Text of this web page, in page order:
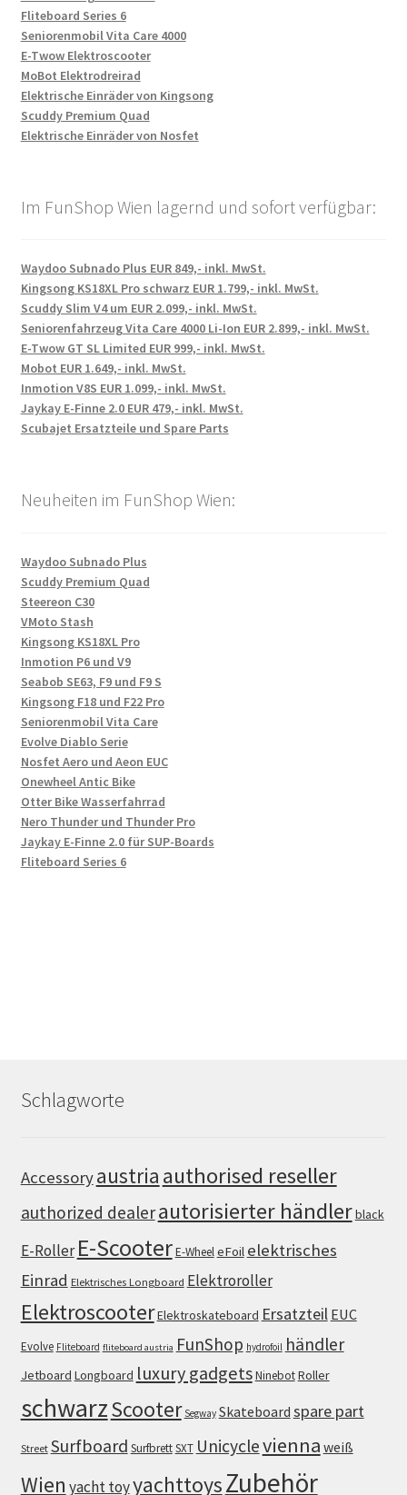
Fliteboard Series 6
Seniorenmobil Vita Care 4000
E-Twow Elektroscooter
MoBot Elektrodreirad
Elektrische Einräder von Kingsong
Scuddy Premium Quad
Elektrische Einräder von Nosfet
Im FunShop Wien lagernd und sofort verfügbar:
Waydoo Subnado Plus EUR 849,- inkl. MwSt.
Kingsong KS18XL Pro schwarz EUR 1.799,- inkl. MwSt.
Scuddy Slim V4 um EUR 2.099,- inkl. MwSt.
Seniorenfahrzeug Vita Care 4000 Li-Ion EUR 2.899,- inkl. MwSt.
E-Twow GT SL Limited EUR 999,- inkl. MwSt.
Mobot EUR 1.649,- inkl. MwSt.
Inmotion V8S EUR 1.099,- inkl. MwSt.
Jaykay E-Finne 2.0 EUR 479,- inkl. MwSt.
Scubajet Ersatzteile und Spare Parts
Neuheiten im FunShop Wien:
Waydoo Subnado Plus
Scuddy Premium Quad
Steereon C30
VMoto Stash
Kingsong KS18XL Pro
Inmotion P6 und V9
Seabob SE63, F9 und F9 S
Kingsong F18 und F22 Pro
Seniorenmobil Vita Care
Evolve Diablo Serie
Nosfet Aero und Aeon EUC
Onewheel Antic Bike
Otter Bike Wasserfahrrad
Nero Thunder und Thunder Pro
Jaykay E-Finne 2.0 für SUP-Boards
Fliteboard Series 6
Schlagworte
Accessoryaustria authorised reseller
authorized dealerautorisierter händlerblack
E-Roller E-ScooterE-WheeleFoil elektrisches
Einrad Elektrisches Longboard Elektroroller
ElektroscooterElektroskateboard Ersatzteil EUC
Evolve Fliteboard fliteboard austria FunShop hydrofoil händler
Jetboard Longboard luxury gadgetsNinebotRoller
schwarzScooter Segway Skateboard spare part
Street Surfboard SurfbrettSXT Unicyclevienna weiß
Wien yacht toyyachttoysZubehör